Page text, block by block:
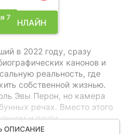
7ОНЛАЙН
в 2022 году, сразу
канонов и
реальность, где
собственной жизнью.
Эвы Перон, но камера
речах. Вместо этого
и почти
её забальзамированного
ОПИСАНИЕ